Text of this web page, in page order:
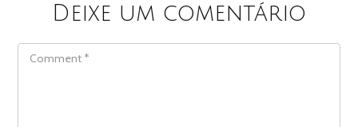
Deixe um comentário
COMMENT